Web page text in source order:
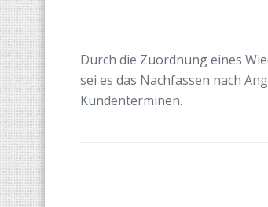
Durch die Zuordnung eines
sei es das Nachfassen nach
Kundenterminen.